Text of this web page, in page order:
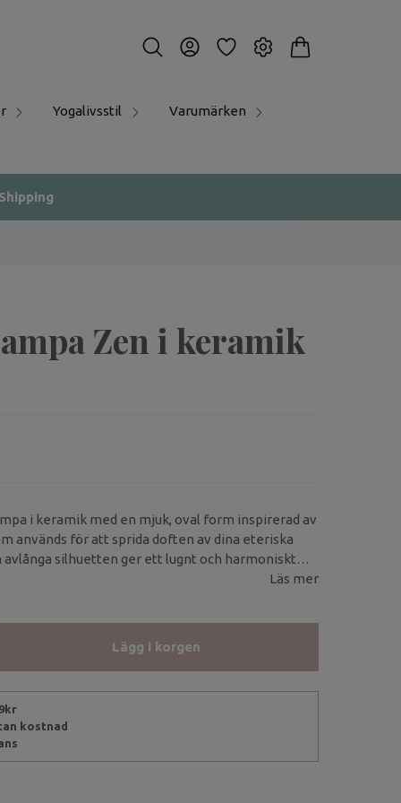
Yogalivsstil Varumärken
Zen i keramik
i keramik med en mjuk, oval form inspirerad av
används för att sprida doften av dina eteriska
avlånga silhuetten ger ett lugnt och harmoniskt
Läs mer
Lägg i korgen
kostnad